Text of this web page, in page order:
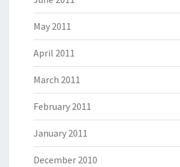
May 2011
April 2011
March 2011
February 2011
January 2011
December 2010